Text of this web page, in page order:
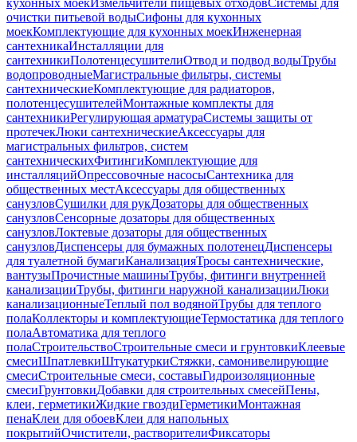
кухонных моекИзмельчители пищевых отходовСистемы для
очистки питьевой водыСифоны для кухонных
моекКомплектующие для кухонных моекИнженерная
сантехникаИнсталляции для
сантехникиПолотенцесушителиОтвод и подвод водыТрубы
водопроводныеМагистральные фильтры, системы
сантехническиеКомплектующие для радиаторов,
полотенцесушителейМонтажные комплекты для
сантехникиРегулирующая арматураСистемы защиты от
протечекЛюки сантехническиеАксессуары для
магистральных фильтров, систем
сантехническихФитингиКомплектующие для
инсталляцийОпрессовочные насосыСантехника для
общественных местАксессуары для общественных
санузловСушилки для рукДозаторы для общественных
санузловСенсорные дозаторы для общественных
санузловЛоктевые дозаторы для общественных
санузловДиспенсеры для бумажных полотенецДиспенсеры
для туалетной бумагиКанализацияТросы сантехнические,
вантузыПрочистные машиныТрубы, фитинги внутренней
канализацииТрубы, фитинги наружной канализацииЛюки
канализационныеТеплый пол водянойТрубы для теплого
полаКоллекторы и комплектующиеТермостатика для теплого
полаАвтоматика для теплого
полаСтроительствоСтроительные смеси и грунтовкиКлеевые
смесиШпатлевкиШтукатуркиСтяжки, самонивелирующие
смесиСтроительные смеси, составыГидроизоляционные
смесиГрунтовкиДобавки для строительных смесейПены,
клеи, герметикиЖидкие гвоздиГерметикиМонтажная
пенаКлеи для обоевКлеи для напольных
покрытийОчистители, растворителиФиксаторы